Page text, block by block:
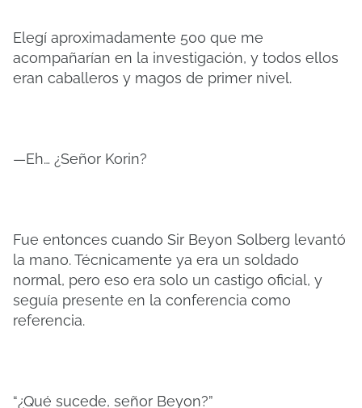
Elegí aproximadamente 500 que me
acompañarían en la investigación, y todos ellos
eran caballeros y magos de primer nivel.
—Eh… ¿Señor Korin?
Fue entonces cuando Sir Beyon Solberg levantó
la mano. Técnicamente ya era un soldado
normal, pero eso era solo un castigo oficial, y
seguía presente en la conferencia como
referencia.
“¿Qué sucede, señor Beyon?”